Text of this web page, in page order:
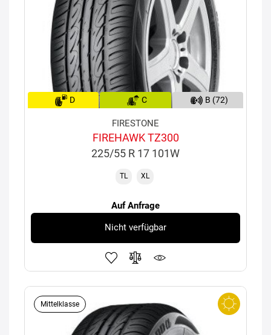
D C B (72)
FIRESTONE
FIREHAWK TZ300
225/55 R 17 101W
TL XL
Auf Anfrage
Nicht verfügbar
Mittelklasse